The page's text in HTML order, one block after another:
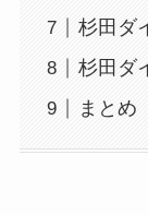
杉田ダ
杉田ダ
まとめ